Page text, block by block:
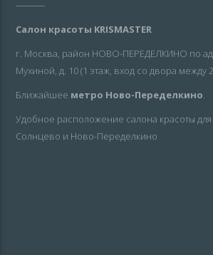
Салон красоты KRISMASTER
г. Москва, район НОВО-ПЕРЕДЕЛКИНО по
Мухиной, д. 10 (1 этаж, вход со двора между
Ближайшее метро Ново-Переделкино.
Удобное расположение салона красоты
Солнцево и Ново-Переделкино